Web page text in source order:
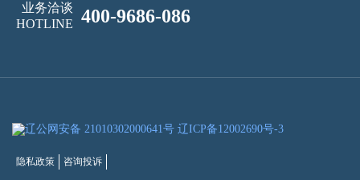
业务洽谈
HOTLINE
400-9686-086
辽公网安备 21010302000641号 辽ICP备12002690号-3
隐私政策 咨询投诉